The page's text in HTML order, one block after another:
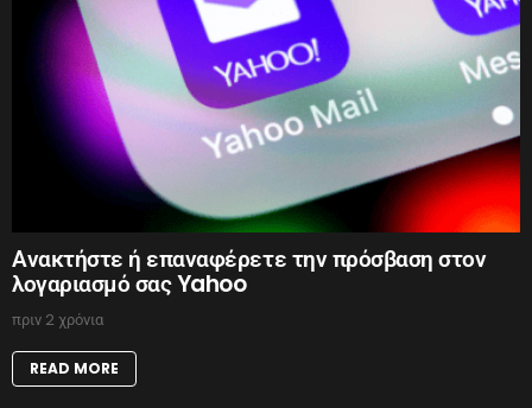
Ανακτήστε ή επαναφέρετε την πρόσβαση στον
λογαριασμό σας Yahoo
πριν 2 χρόνια
READ MORE